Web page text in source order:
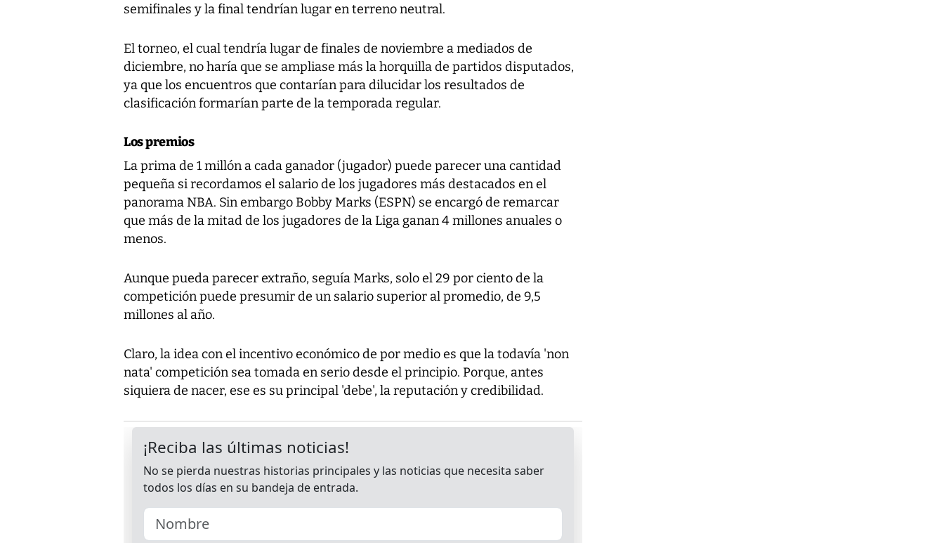
semifinales y la final tendrían lugar en terreno neutral.
El torneo, el cual tendría lugar de finales de noviembre a mediados de
diciembre, no haría que se ampliase más la horquilla de partidos disputados,
ya que los encuentros que contarían para dilucidar los resultados de
clasificación formarían parte de la temporada regular.
Los premios
La prima de 1 millón a cada ganador (jugador) puede parecer una cantidad
pequeña si recordamos el salario de los jugadores más destacados en el
panorama NBA. Sin embargo Bobby Marks (ESPN) se encargó de remarcar
que más de la mitad de los jugadores de la Liga ganan 4 millones anuales o
menos.
Aunque pueda parecer extraño, seguía Marks, solo el 29 por ciento de la
competición puede presumir de un salario superior al promedio, de 9,5
millones al año.
Claro, la idea con el incentivo económico de por medio es que la todavía 'non
nata' competición sea tomada en serio desde el principio. Porque, antes
siquiera de nacer, ese es su principal 'debe', la reputación y credibilidad.